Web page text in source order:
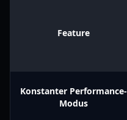
Feature
Konstanter Performance-
Modus